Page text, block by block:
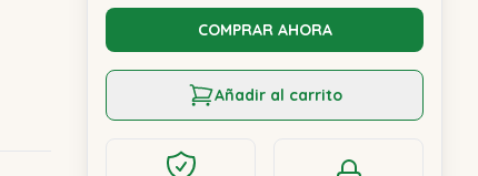
COMPRAR AHORA
Añadir al carrito